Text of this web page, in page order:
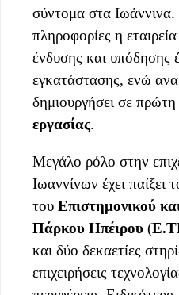
σύντομα στα
πληροφορίες η
ένδυσης και υπόδησης
εγκατάστασης, ενώ
δημιουργήσει σε
εργασίας.
Μεγάλο ρόλο στην
Ιωαννίνων έχει παίξει
του Επιστημονικού
Πάρκου Ηπέιρου (
και δύο δεκαετίες
επιχειρήσεις